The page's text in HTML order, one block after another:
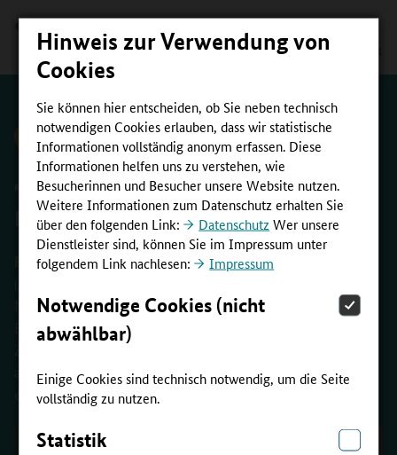
Hinweis zur Verwendung von
Cookies
Sie können hier entscheiden, ob Sie neben technisch
notwendigen Cookies erlauben, dass wir statistische
Informationen vollständig anonym erfassen. Diese
Informationen helfen uns zu verstehen, wie
Besucherinnen und Besucher unsere Website nutzen.
Weitere Informationen zum Datenschutz erhalten Sie
über den folgenden Link:
Datenschutz Wer unsere
Dienstleister sind, können Sie im Impressum unter
folgendem Link nachlesen:
Impressum
Notwendige Cookies (nicht
abwählbar)
Einige Cookies sind technisch notwendig, um die Seite
vollständig zu nutzen.
Statistik
zurück zur Übersicht
"DER EINSATZ FÜR BNE BRAUCHT
MUT UND HARTNÄCKIGKEIT!"
Fabian Ernstberger| Der Abgeordnete im youpaN
Nationalen Aktionsplans Bildung für nachhaltige
Entwicklung [BNE]), erzählt im Interview, warum BNE als
anderen Jugendlichen, die sich in ihrer Freizeit für BNE
engagieren, inspiriert wurde.